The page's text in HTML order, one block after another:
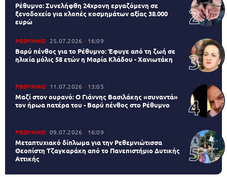
Ρέθυμνο: Συνελήφθη 24χρονη εργαζόμενη σε
ξενοδοχείο για κλοπές κοσμημάτων αξίας 38.000
ευρώ
ΡΕΘΥΜΝΟ 25.07.2026 16:09
Βαρύ πένθος για το Ρέθυμνο: Έφυγε από τη ζωή σε
ηλικία μόλις 58 ετών η Μαρία Κλάδου - Χανιωτάκη
ΡΕΘΥΜΝΟ 11.07.2026 13:05
Μαζί στον ουρανό: Ο Γιάννης Βασιλάκης «συναντά»
τον ήρωα πατέρα του - Βαρύ πένθος στο Ρέθυμνο
ΡΕΘΥΜΝΟ 09.07.2026 16:09
Μεταπτυχιακό δίπλωμα για την Ρεθεμνιώτισσα
Θεοπίστη Τζαγκαράκη από το Πανεπιστήμιο Δυτικής
Αττικής